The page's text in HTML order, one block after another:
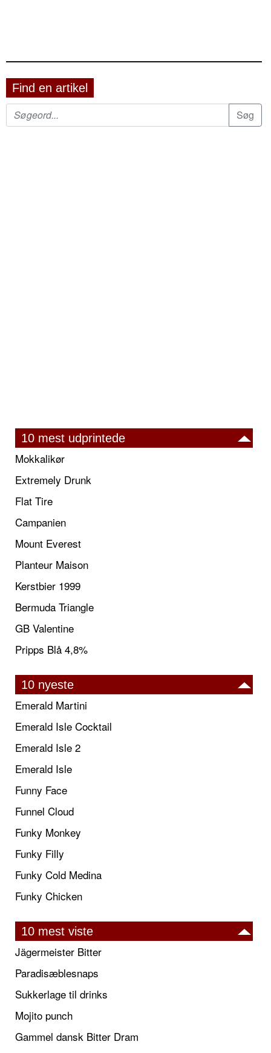
Find en artikel
10 mest udprintede
Mokkalikør
Extremely Drunk
Flat Tire
Campanien
Mount Everest
Planteur Maison
Kerstbier 1999
Bermuda Triangle
GB Valentine
Pripps Blå 4,8%
10 nyeste
Emerald Martini
Emerald Isle Cocktail
Emerald Isle 2
Emerald Isle
Funny Face
Funnel Cloud
Funky Monkey
Funky Filly
Funky Cold Medina
Funky Chicken
10 mest viste
Jägermeister Bitter
Paradisæblesnaps
Sukkerlage til drinks
Mojito punch
Gammel dansk Bitter Dram